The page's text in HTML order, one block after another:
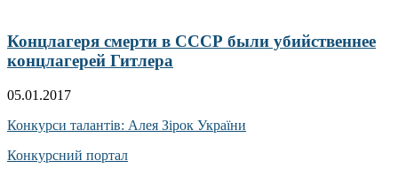
Концлагеря смерти в СССР были убийственнее
концлагерей Гитлера
05.01.2017
Конкурси талантів: Алея Зірок України
Конкурсний портал